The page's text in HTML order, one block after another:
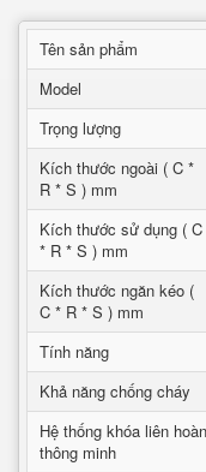
Tên sản phẩm
Model
Trọng lượng
Kích thước ngoài ( C *
R * S ) mm
Kích thước sử dụng ( C
* R * S ) mm
Kích thước ngăn kéo (
C * R * S ) mm
Tính năng
Khả năng chống cháy
Hệ thống khóa liên hoàn
thông minh